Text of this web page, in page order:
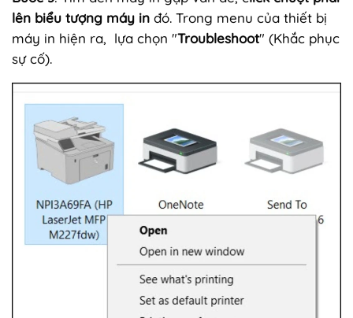
lên biểu tượng máy in đó. Trong menu của thiết bị
máy in hiện ra, lựa chọn "Troubleshoot" (Khắc phục
sự cố).